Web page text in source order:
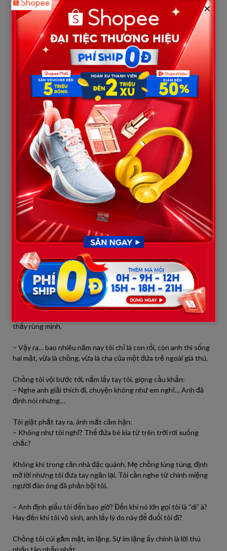
Mẹ chồng tránh ánh mắt tôi:
– Nó gửi lại đứa bé rồi bỏ đi… Cũng tội nghiệp thằng Hùng, một
mình xoay xở, nên…
Bà chưa kịp nói hết, thì tôi nghe tiếng cửa cổng kẽo kẹt. Tiếng
bước chân quen thuộc vang lên. Tôi quay phắt lại –chồng tôi
đang kéo vali bước vào sân, gương mặt ngỡ ngàng khi nhìn
thấy tôi ngồi đó.
– Sao… em lại ở đây? – Anh ta lắp bắp, mặt thoáng biến sắc khi
thấy đứa trẻ trên tay mẹ.
Tôi đứng bật dậy, đôi mắt đỏ ngầu:
– “Công tác Đà Nẵng” của anh… chính là ở đây chăm con riêng
phải không?
Không khí nặng nề đến nghẹt thở. Mẹ chồng ôm chặt đứa bé,
ba chồng đứng chết lặng ngoài hiên, còn chồng tôi thì cứng
họng, mồ hôi túa ra.
Tôi tiến thẳng lại gần, gần như hét lên:
– Anh giải thích đi! Đứa trẻ này là máu mủ của anh, đúng không?
Anh ta im lặng một lúc lâu, rồi khẽ gật đầu.
Khoảnh khắc ấy, tôi thấy tim mình vỡ nát. Mọi niềm tin, tình yêu,
hy sinh bấy lâu nay… tan thành mây khói.
Tôi cười nhạt, một nụ cười chua chát đến mức chính tôi cũng
thấy rùng mình.
– Vậy ra… bao nhiêu năm nay tôi chỉ là con rối, còn anh thì sống
hai mặt, vừa là chồng, vừa là cha của một đứa trẻ ngoài giá thú.
Chồng tôi vội bước tới, nắm lấy tay tôi, giọng cầu khẩn:
– Nghe anh giải thích đi, chuyện không như em nghĩ… Anh đã
định nói nhưng…
Tôi giật phắt tay ra, ánh mắt căm hận:
– Không như tôi nghĩ? Thế đứa bé kia từ trên trời rơi xuống
chắc?
Không khí trong căn nhà đặc quánh. Mẹ chồng lúng túng, định
mở lời nhưng tôi đưa tay ngăn lại. Tôi cần nghe từ chính miệng
người đàn ông đã phản bội tôi.
– Anh định giấu tôi đến bao giờ? Đến khi nó lớn gọi tôi là “dì” à?
Hay đến khi tôi vô sinh, anh lấy lý do này để đuổi tôi đi?
Chồng tôi cúi gằm mặt, im lặng. Sự im lặng ấy chính là lời thú
nhận tàn nhẫn nhất.
×